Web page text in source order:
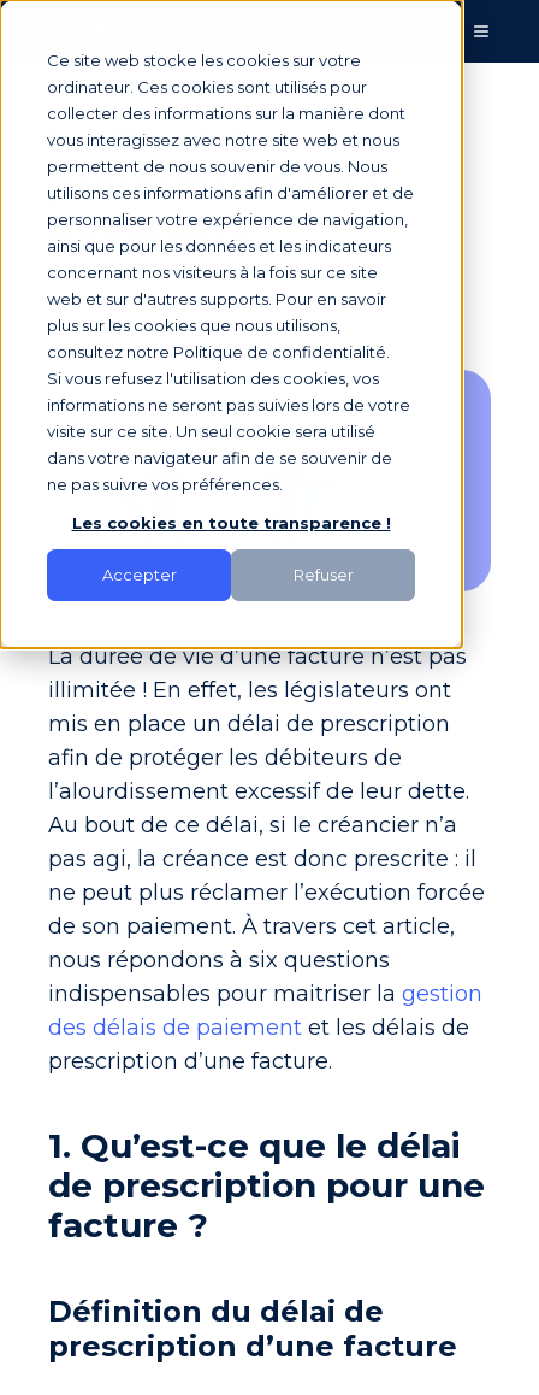
Ce site web stocke les cookies sur votre
ordinateur. Ces cookies sont utilisés pour
collecter des informations sur la manière dont
vous interagissez avec notre site web et nous
permettent de nous souvenir de vous. Nous
utilisons ces informations afin d'améliorer et de
personnaliser votre expérience de navigation,
ainsi que pour les données et les indicateurs
concernant nos visiteurs à la fois sur ce site
web et sur d'autres supports. Pour en savoir
plus sur les cookies que nous utilisons,
consultez notre Politique de confidentialité.
Si vous refusez l'utilisation des cookies, vos
informations ne seront pas suivies lors de votre
visite sur ce site. Un seul cookie sera utilisé
dans votre navigateur afin de se souvenir de
ne pas suivre vos préférences.
Les cookies en toute transparence !
Accepter Refuser
Le Délai de
prescription en 6
questions
ParMarie Saunierle 2 août 2024, 12:00:00
La durée de vie d’une facture n’est pas
illimitée ! En effet, les législateurs ont
mis en place un délai de prescription
afin de protéger les débiteurs de
l’alourdissement excessif de leur dette.
Au bout de ce délai, si le créancier n’a
pas agi, la créance est donc prescrite : il
ne peut plus réclamer l’exécution forcée
de son paiement. À travers cet article,
nous répondons à six questions
indispensables pour maitriser la gestion
des délais de paiement et les délais de
prescription d’une facture.
1. Qu’est-ce que le délai
de prescription pour une
facture ?
Définition du délai de
prescription d’une facture